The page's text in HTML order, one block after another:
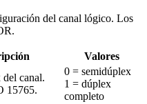
del canal lógico. Los
Valores
canal.
15765.
0 = semidúplex
1 = dúplex
completo